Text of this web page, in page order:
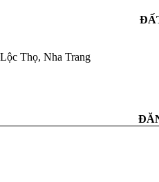
Thọ, Nha Trang